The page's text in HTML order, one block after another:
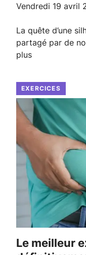
vendredi 19 avril
La quête d’une
partagé par de
plus
EXERCICES
Le meilleur exercice pour perdre